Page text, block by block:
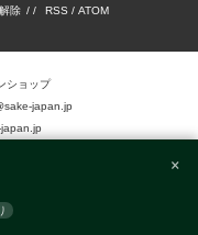
×
除 / / RSS / ATOM
ショップ
japan.jp
ています。
場合、お酒を販売致しません。